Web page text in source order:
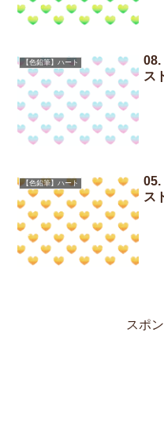
【色鉛筆】ハート
08.
ス
【色鉛筆】ハート
05.
ス
スポ